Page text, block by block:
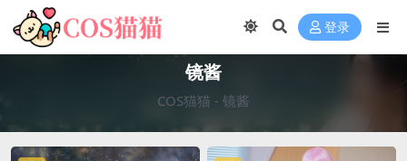
登录
镜酱
COS猫猫 - 镜酱